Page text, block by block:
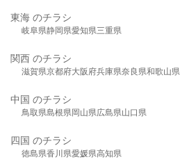
東海 のチラシ
岐阜県静岡県愛知県三重県
関西 のチラシ
滋賀県京都府大阪府兵庫県奈良県和歌山県
中国 のチラシ
鳥取県島根県岡山県広島県山口県
四国 のチラシ
徳島県香川県愛媛県高知県